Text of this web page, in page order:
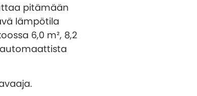
pitämään
lämpötila
6,0 m², 8,2
automaattista